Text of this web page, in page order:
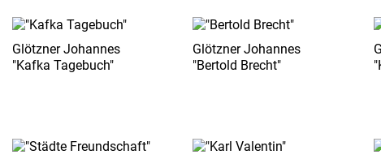
Glötzner Johannes
"Kafka Tagebuch"
Glötzner Johannes
"Bertold Brecht"